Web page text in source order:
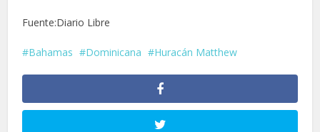
Fuente:Diario Libre
Bahamas Dominicana Huracán Matthew